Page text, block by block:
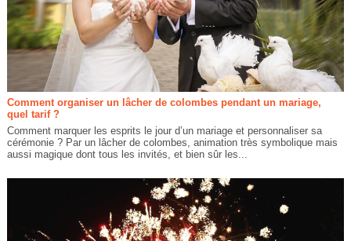
Comment organiser un lâcher de colombes pendant un mariage,
quel tarif ?
Comment marquer les esprits le jour d’un mariage et personnaliser sa
cérémonie ? Par un lâcher de colombes, animation très symbolique mais
aussi magique dont tous les invités, et bien sûr les...